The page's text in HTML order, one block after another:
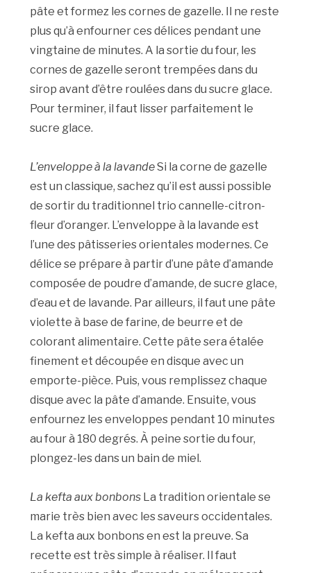
pâte et formez les cornes de gazelle. Il ne reste
plus qu’à enfourner ces délices pendant une
vingtaine de minutes. A la sortie du four, les
cornes de gazelle seront trempées dans du
sirop avant d’être roulées dans du sucre glace.
Pour terminer, il faut lisser parfaitement le
sucre glace.
L’enveloppe à la lavandeSi la corne de gazelle
est un classique, sachez qu’il est aussi possible
de sortir du traditionnel trio cannelle-citron-
fleur d’oranger. L’enveloppe à la lavande est
l’une des pâtisseries orientales modernes. Ce
délice se prépare à partir d’une pâte d’amande
composée de poudre d’amande, de sucre glace,
d’eau et de lavande. Par ailleurs, il faut une pâte
violette à base de farine, de beurre et de
colorant alimentaire. Cette pâte sera étalée
finement et découpée en disque avec un
emporte-pièce. Puis, vous remplissez chaque
disque avec la pâte d’amande. Ensuite, vous
enfournez les enveloppes pendant 10 minutes
au four à 180 degrés. À peine sortie du four,
plongez-les dans un bain de miel.
La kefta aux bonbons La tradition orientale se
marie très bien avec les saveurs occidentales.
La kefta aux bonbons en est la preuve. Sa
recette est très simple à réaliser. Il faut